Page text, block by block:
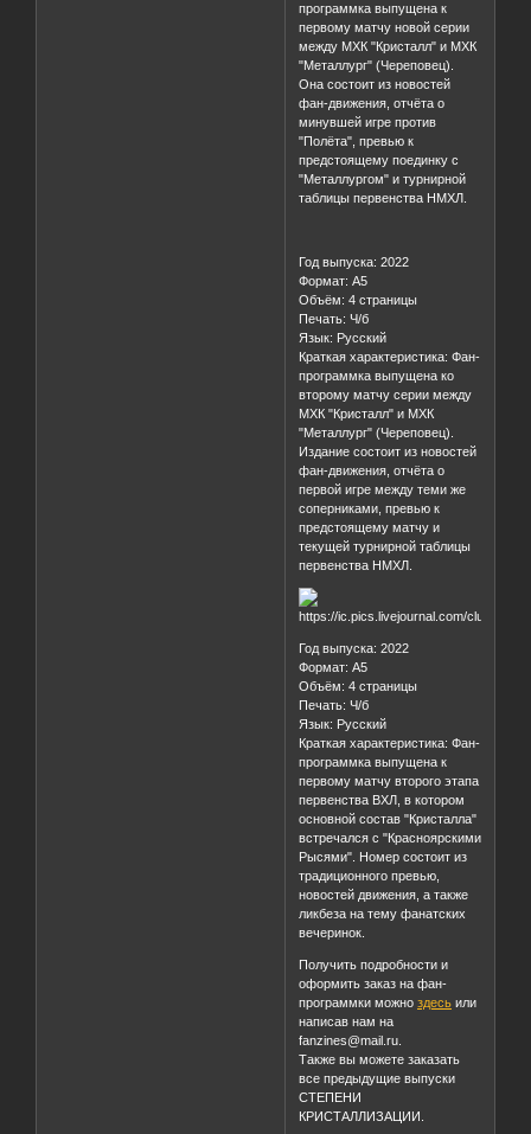
Печать: Ч/б
Язык: Русский
Краткая характеристика: Фан-
программка выпущена к
первому матчу новой серии
между МХК "Кристалл" и МХК
"Металлург" (Череповец).
Она состоит из новостей
фан-движения, отчёта о
минувшей игре против
"Полёта", превью к
таблицы первенства НМХЛ.
Год выпуска: 2022
Формат: А5
Объём: 4 страницы
Печать: Ч/б
Язык: Русский
Краткая характеристика: Фан-
программка выпущена ко
второму матчу серии между
МХК "Кристалл" и МХК
"Металлург" (Череповец).
Издание состоит из новостей
фан-движения, отчёта о
первой игре между теми же
соперниками, превью к
текущей турнирной таблицы
первенства НМХЛ.
Год выпуска: 2022
Формат: А5
Объём: 4 страницы
Печать: Ч/б
Язык: Русский
Краткая характеристика: Фан-
программка выпущена к
первому матчу второго этапа
первенства ВХЛ, в котором
основной состав "Кристалла"
встречался с "Красноярскими
Рысями". Номер состоит из
традиционного превью,
ликбеза на тему фанатских
вечеринок.
Получить подробности и
оформить заказ на фан-
программки можноздесьили
написав нам на
fanzines@mail.ru.
Также вы можете заказать